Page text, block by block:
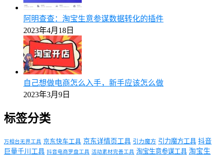
阿明查查：淘宝生意参谋数据转化的插件
2023年4月18日
自己想做电商怎么入手，新手应该怎么做
2023年3月9日
标签分类
万相台无界工具 京东快车工具 京东详情页工具 引力魔方 引力魔方工具 抖音
巨量千川工具 抖音电商罗盘工具 活动素材完善工具 淘宝生意参谋工具 淘宝生